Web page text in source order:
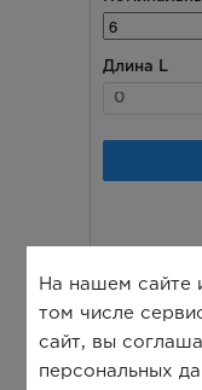
На нашем сайте
том числе
сайт, вы
персональных